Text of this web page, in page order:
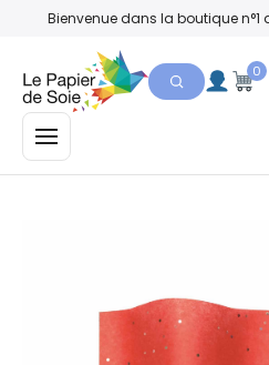
Bienvenue dans la boutique n°1
MENU
0